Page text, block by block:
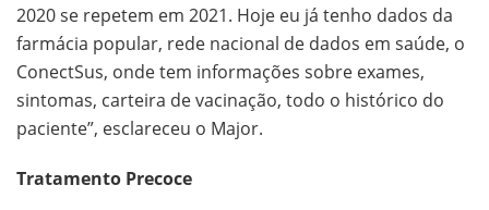
2020 se repetem em 2021. Hoje eu já tenho dados da
farmácia popular, rede nacional de dados em saúde, o
ConectSus, onde tem informações sobre exames,
sintomas, carteira de vacinação, todo o histórico do
paciente”, esclareceu o Major.
Tratamento Precoce